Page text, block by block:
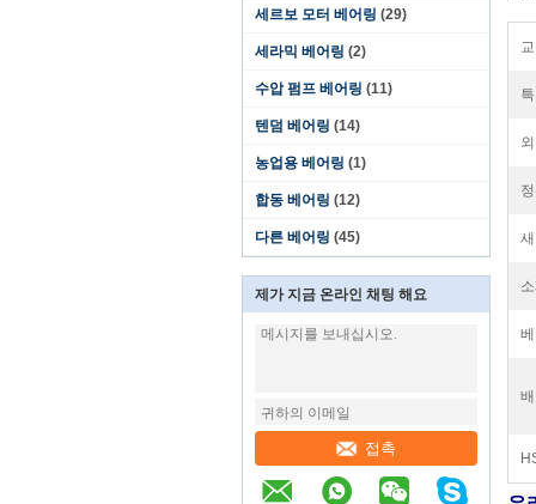
세르보 모터 베어링 (29)
세라믹 베어링 (2)
수압 펌프 베어링 (11)
텐덤 베어링 (14)
농업용 베어링 (1)
합동 베어링 (12)
다른 베어링 (45)
제가 지금 온라인 채팅 해요
접촉